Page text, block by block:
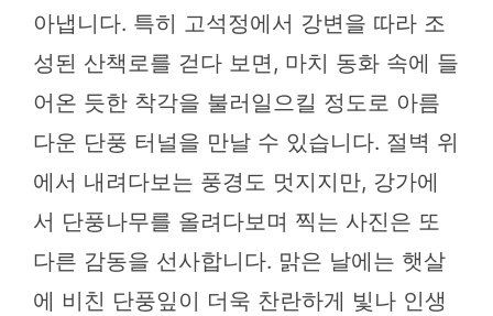
아냅니다. 특히 고석정에서 강변을 따라 조
성된 산책로를 걷다 보면, 마치 동화 속에 들
어온 듯한 착각을 불러일으킬 정도로 아름
다운 단풍 터널을 만날 수 있습니다. 절벽 위
에서 내려다보는 풍경도 멋지지만, 강가에
서 단풍나무를 올려다보며 찍는 사진은 또
다른 감동을 선사합니다. 맑은 날에는 햇살
에 비친 단풍잎이 더욱 찬란하게 빛나 인생